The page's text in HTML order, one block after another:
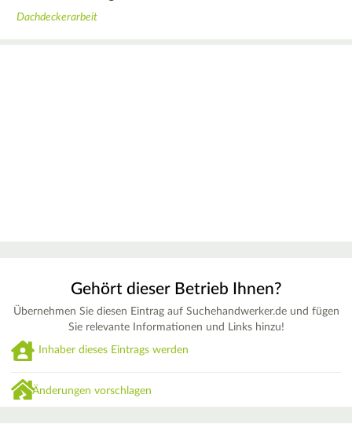
Dachdeckerarbeit
Gehört dieser Betrieb Ihnen?
Übernehmen Sie diesen Eintrag auf Suchehandwerker.de und fügen
Sie relevante Informationen und Links hinzu!
Inhaber dieses Eintrags werden
Änderungen vorschlagen